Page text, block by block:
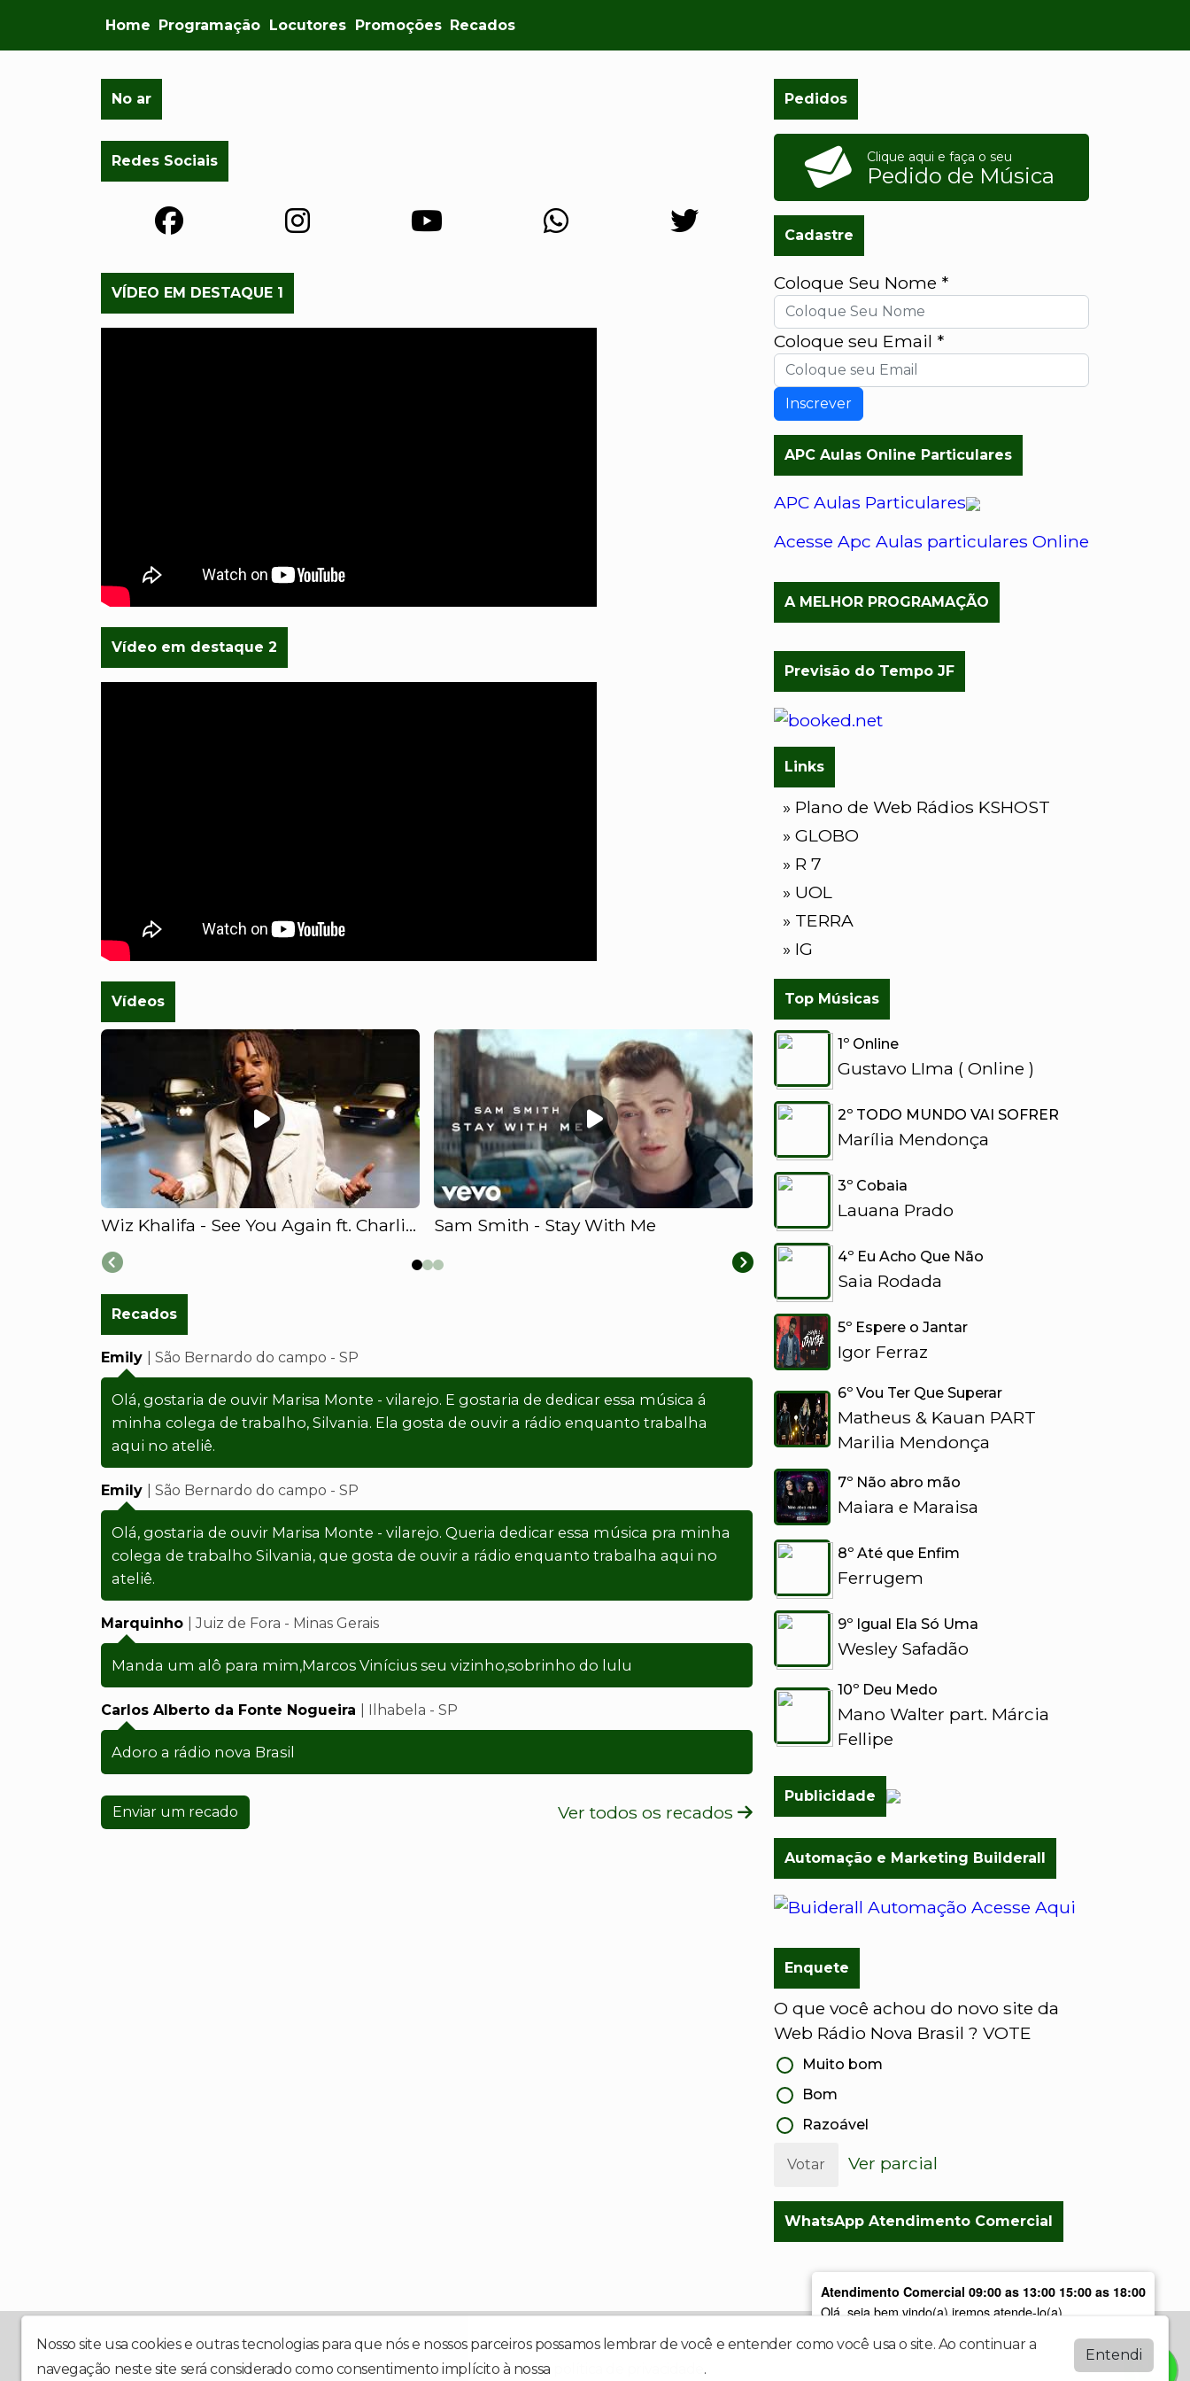
Home Programação Locutores Promoções Recados
No ar
Redes Sociais
VÍDEO EM DESTAQUE 1
Vídeo em destaque 2
Vídeos
Wiz Khalifa - See You Again ft. Charlie Puth Sam Smith - Stay With Me Passenger | Let Her Go
Recados
Emily | São Bernardo do campo - SP
Olá, gostaria de ouvir Marisa Monte - vilarejo. E gostaria de dedicar essa música á
minha colega de trabalho, Silvania. Ela gosta de ouvir a rádio enquanto trabalha
aqui no ateliê.
Emily | São Bernardo do campo - SP
Olá, gostaria de ouvir Marisa Monte - vilarejo. Queria dedicar essa música pra minha
colega de trabalho Silvania, que gosta de ouvir a rádio enquanto trabalha aqui no
ateliê.
Marquinho | Juiz de Fora - Minas Gerais
Manda um alô para mim,Marcos Vinícius seu vizinho,sobrinho do lulu
Carlos Alberto da Fonte Nogueira | Ilhabela - SP
Adoro a rádio nova Brasil
Enviar um recado Ver todos os recados
Pedidos
Clique aqui e faça o seu
Pedido de Música
Cadastre
Coloque Seu Nome *
Coloque seu Email *
Inscrever
APC Aulas Online Particulares
APC Aulas Particulares
Acesse Apc Aulas particulares Online
A MELHOR PROGRAMAÇÃO
Previsão do Tempo JF
Links
» Plano de Web Rádios KSHOST
» GLOBO
» R 7
» UOL
» TERRA
» IG
Top Músicas
1º Online
Gustavo LIma ( Online )
2º TODO MUNDO VAI SOFRER
Marília Mendonça
3º Cobaia
Lauana Prado
4º Eu Acho Que Não
Saia Rodada
5º Espere o Jantar
Igor Ferraz
6º Vou Ter Que Superar
Matheus & Kauan PART
Marilia Mendonça
7º Não abro mão
Maiara e Maraisa
8º Até que Enfim
Ferrugem
9º Igual Ela Só Uma
Wesley Safadão
10º Deu Medo
Mano Walter part. Márcia
Fellipe
Publicidade
Automação e Marketing Builderall
Enquete
O que você achou do novo site da
Web Rádio Nova Brasil ? VOTE
Muito bom
Bom
Razoável
Votar Ver parcial
WhatsApp Atendimento Comercial
Atendimento Comercial 09:00 as 13:00 15:00 as 18:00
Olá, seja bem vindo(a) iremos atende-lo(a)
Nosso site usa cookies e outras tecnologias para que nós e nossos parceiros possamos lembrar de você e entender como você usa o site. Ao continuar a
navegação neste site será considerado como consentimento implícito à nossa
.
Entendi
Web Rádio Nova Brasil Jf a sua WEB RÁDIO. Prazer em ouvir.